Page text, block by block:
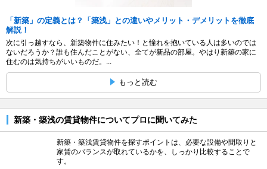
「新築」の定義とは？「築浅」との違いやメリット・デメリットを徹底
解説！
次に引っ越すなら、新築物件に住みたい！と憧れを抱いている人は多いのでは
ないだろうか？誰も住んだことがない、全てが新品の部屋。やはり新築の家に
住むのは気持ちがいいものだ。...
もっと読む
新築・築浅の賃貸物件についてプロに聞いてみた
新築・築浅賃貸物件を探すポイントは、必要な設備や間取りと
家賃のバランスが取れているかを、しっかり比較することで
す。